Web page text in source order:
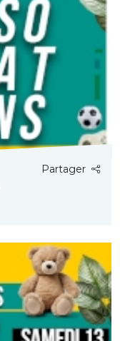
Partager